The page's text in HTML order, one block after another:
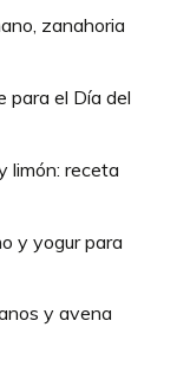
zanahoria
para el Día del
limón: receta
y yogur para
y avena